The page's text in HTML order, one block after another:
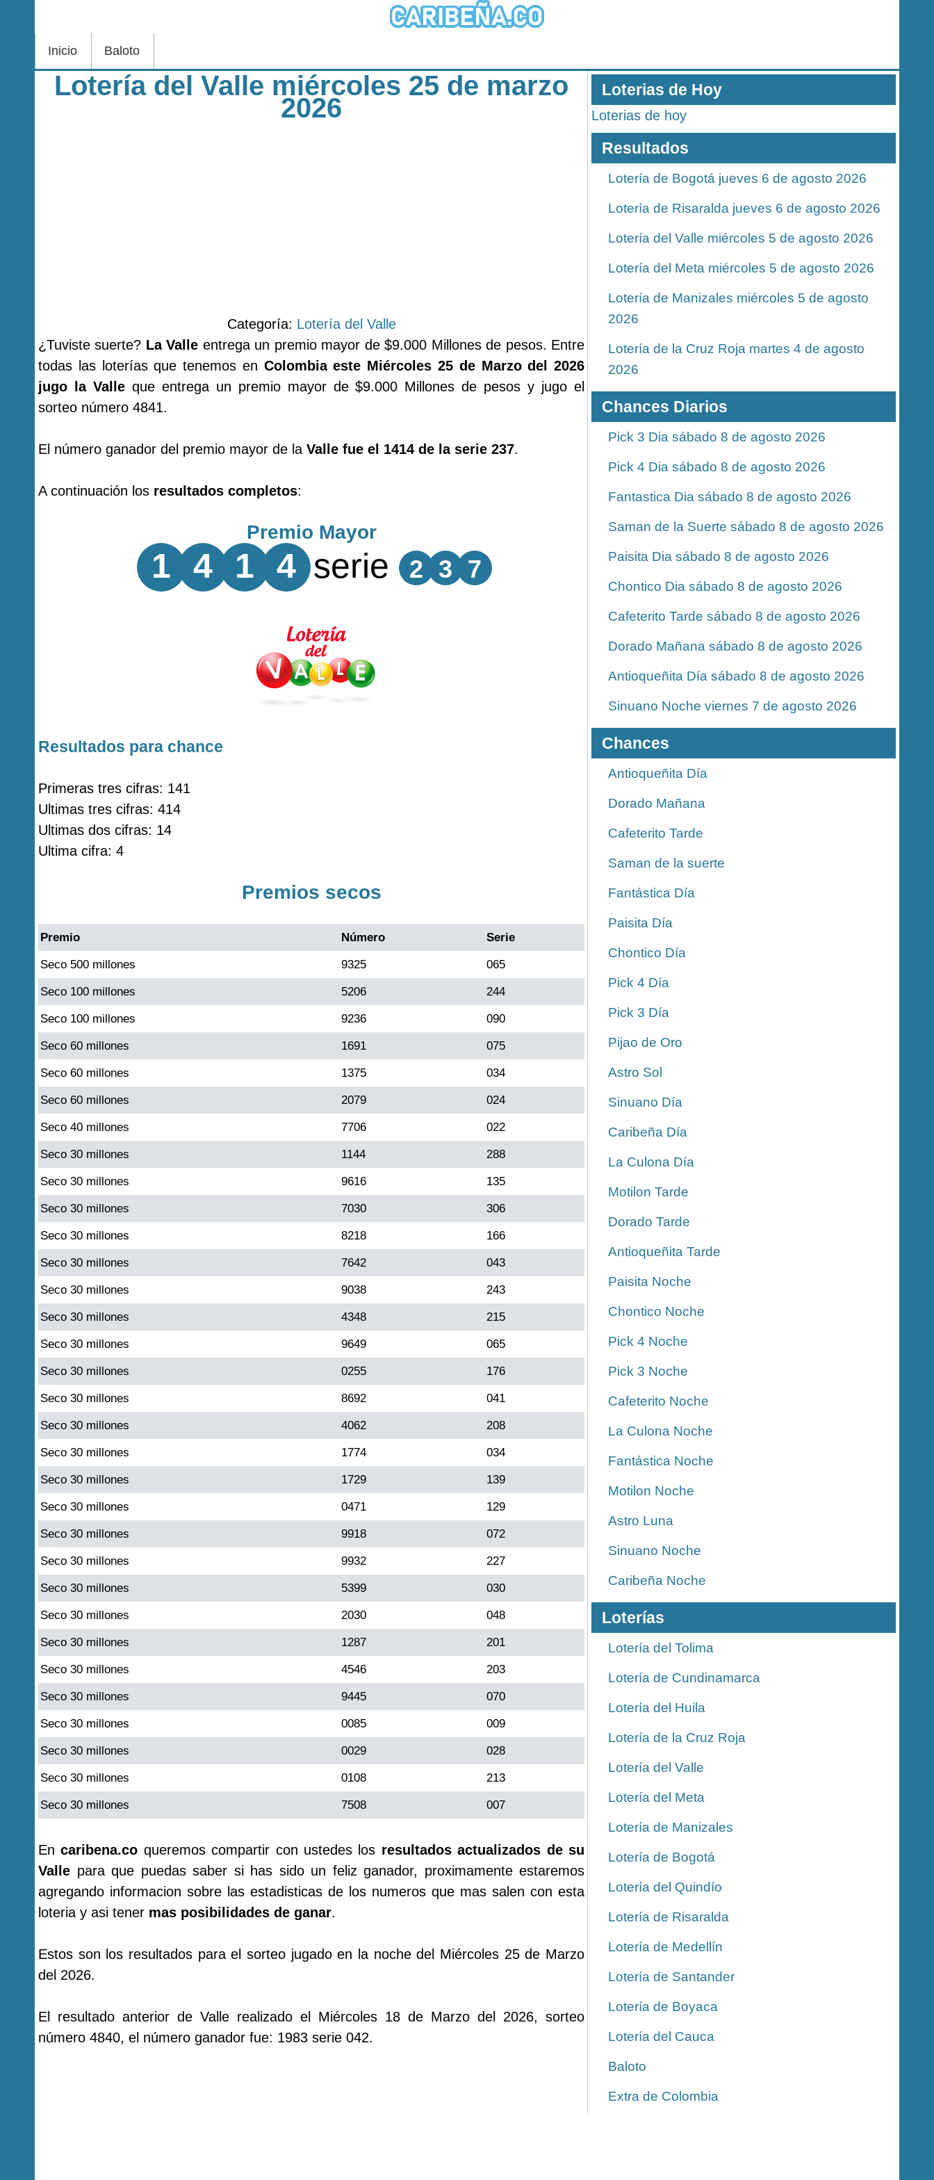
Inicio Baloto
Lotería del Valle miércoles 25 de marzo
2026
Categoría: Lotería del Valle
¿Tuviste suerte? La Valle entrega un premio mayor de $9.000 Millones de pesos. Entre
todas las loterías que tenemos en Colombia este Miércoles 25 de Marzo del 2026
jugo la Valleque entrega un premio mayor de $9.000 Millones de pesos y jugo el
sorteo número 4841.
El número ganador del premio mayor de la Valle fue el 1414 de la serie 237.
A continuación los resultados completos:
Premio Mayor
1 4 1 4 serie 2 3 7
Resultados para chance
Primeras tres cifras: 141
Ultimas tres cifras: 414
Ultimas dos cifras: 14
Ultima cifra: 4
Premios secos
Premio Número Serie
Seco 500 millones 9325 065
Seco 100 millones 5206 244
Seco 100 millones 9236 090
Seco 60 millones 1691 075
Seco 60 millones 1375 034
Seco 60 millones 2079 024
Seco 40 millones 7706 022
Seco 30 millones 1144 288
Seco 30 millones 9616 135
Seco 30 millones 7030 306
Seco 30 millones 8218 166
Seco 30 millones 7642 043
Seco 30 millones 9038 243
Seco 30 millones 4348 215
Seco 30 millones 9649 065
Seco 30 millones 0255 176
Seco 30 millones 8692 041
Seco 30 millones 4062 208
Seco 30 millones 1774 034
Seco 30 millones 1729 139
Seco 30 millones 0471 129
Seco 30 millones 9918 072
Seco 30 millones 9932 227
Seco 30 millones 5399 030
Seco 30 millones 2030 048
Seco 30 millones 1287 201
Seco 30 millones 4546 203
Seco 30 millones 9445 070
Seco 30 millones 0085 009
Seco 30 millones 0029 028
Seco 30 millones 0108 213
Seco 30 millones 7508 007
Encaribena.co queremos compartir con ustedes los resultados actualizados de su
Valle para que puedas saber si has sido un feliz ganador, proximamente estaremos
agregando informacion sobre las estadisticas de los numeros que mas salen con esta
loteria y asi tener mas posibilidades de ganar.
Estos son los resultados para el sorteo jugado en la noche del Miércoles 25 de Marzo
del 2026.
El resultado anterior de Valle realizado el Miércoles 18 de Marzo del 2026, sorteo
número 4840, el número ganador fue: 1983 serie 042.
Loterias de Hoy
Loterias de hoy
Resultados
Lotería de Bogotá jueves 6 de agosto 2026
Lotería de Risaralda jueves 6 de agosto 2026
Lotería del Valle miércoles 5 de agosto 2026
Lotería del Meta miércoles 5 de agosto 2026
Lotería de Manizales miércoles 5 de agosto
2026
Lotería de la Cruz Roja martes 4 de agosto
2026
Chances Diarios
Pick 3 Dia sábado 8 de agosto 2026
Pick 4 Dia sábado 8 de agosto 2026
Fantastica Dia sábado 8 de agosto 2026
Saman de la Suerte sábado 8 de agosto 2026
Paisita Dia sábado 8 de agosto 2026
Chontico Dia sábado 8 de agosto 2026
Cafeterito Tarde sábado 8 de agosto 2026
Dorado Mañana sábado 8 de agosto 2026
Antioqueñita Día sábado 8 de agosto 2026
Sinuano Noche viernes 7 de agosto 2026
Chances
Antioqueñita Día
Dorado Mañana
Cafeterito Tarde
Saman de la suerte
Fantástica Día
Paisita Día
Chontico Día
Pick 4 Día
Pick 3 Día
Pijao de Oro
Astro Sol
Sinuano Día
Caribeña Día
La Culona Día
Motilon Tarde
Dorado Tarde
Antioqueñita Tarde
Paisita Noche
Chontico Noche
Pick 4 Noche
Pick 3 Noche
Cafeterito Noche
La Culona Noche
Fantástica Noche
Motilon Noche
Astro Luna
Sinuano Noche
Caribeña Noche
Loterías
Lotería del Tolima
Lotería de Cundinamarca
Lotería del Huila
Lotería de la Cruz Roja
Lotería del Valle
Lotería del Meta
Lotería de Manizales
Lotería de Bogotá
Lotería del Quindío
Lotería de Risaralda
Lotería de Medellín
Lotería de Santander
Lotería de Boyaca
Lotería del Cauca
Baloto
Extra de Colombia